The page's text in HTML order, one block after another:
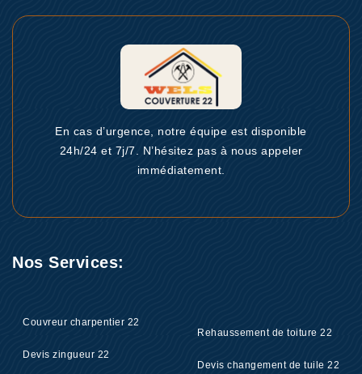
En cas d’urgence, notre équipe est disponible
24h/24 et 7j/7. N’hésitez pas à nous appeler
immédiatement.
Nos Services:
Couvreur charpentier 22
Devis zingueur 22
Rehaussement de toiture 22
Devis changement de tuile 22